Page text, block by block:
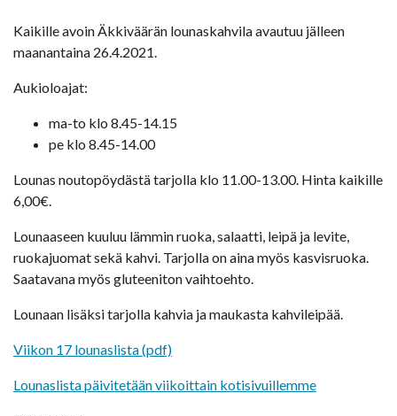
​Kaikille avoin Äkkiväärän lounaskahvila avautuu jälleen
maanantaina 26.4.2021.
Aukioloajat:
ma-to klo 8.45-14.15
pe klo 8.45-14.00
Lounas noutopöydästä tarjolla klo 11.00-13.00. Hinta kaikille
6,00€.
Lounaaseen kuuluu lämmin ruoka, salaatti, leipä ja levite,
ruokajuomat sekä kahvi. Tarjolla on aina myös kasvisruoka.
Saatavana myös gluteeniton vaihtoehto.
Lounaan lisäksi tarjolla kahvia ja maukasta kahvileipää.
Viikon 17 lounaslista (pdf)
Lounaslista päivitetään viikoittain kotisivuillemme